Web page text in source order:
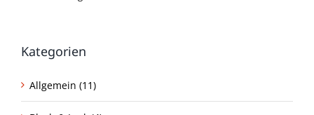
Kategorien
Allgemein (11)